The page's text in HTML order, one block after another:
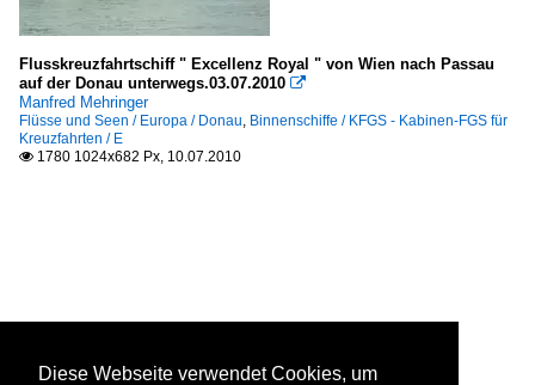
Flusskreuzfahrtschiff " Excellenz Royal " von Wien nach Passau
auf der Donau unterwegs.03.07.2010 
Manfred Mehringer
Flüsse und Seen / Europa / Donau, Binnenschiffe / KFGS - Kabinen-FGS für
Kreuzfahrten / E
 1780 1024x682 Px, 10.07.2010
Diese Webseite verwendet Cookies, um